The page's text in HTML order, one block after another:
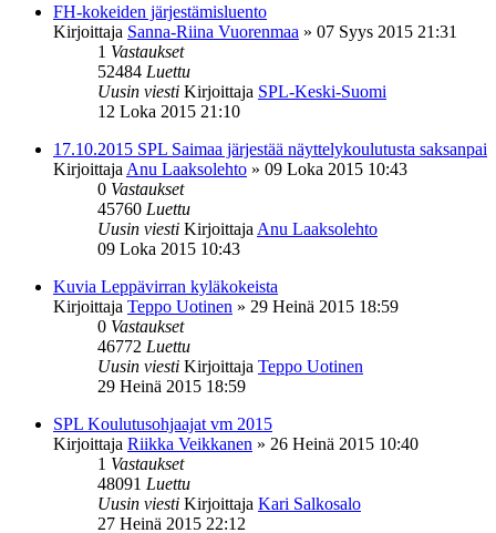
FH-kokeiden järjestämisluento
Kirjoittaja Sanna-Riina Vuorenmaa » 07 Syys 2015 21:31
1 Vastaukset
52484 Luettu
Uusin viesti Kirjoittaja SPL-Keski-Suomi
12 Loka 2015 21:10
17.10.2015 SPL Saimaa järjestää näyttelykoulutusta saksanpai
Kirjoittaja Anu Laaksolehto » 09 Loka 2015 10:43
0 Vastaukset
45760 Luettu
Uusin viesti Kirjoittaja Anu Laaksolehto
09 Loka 2015 10:43
Kuvia Leppävirran kyläkokeista
Kirjoittaja Teppo Uotinen » 29 Heinä 2015 18:59
0 Vastaukset
46772 Luettu
Uusin viesti Kirjoittaja Teppo Uotinen
29 Heinä 2015 18:59
SPL Koulutusohjaajat vm 2015
Kirjoittaja Riikka Veikkanen » 26 Heinä 2015 10:40
1 Vastaukset
48091 Luettu
Uusin viesti Kirjoittaja Kari Salkosalo
27 Heinä 2015 22:12